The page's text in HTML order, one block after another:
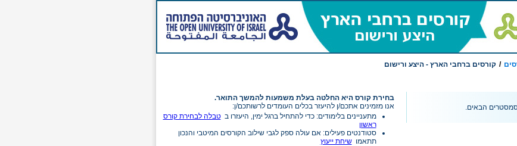
קורסים ברחבי הארץ - היצע ורישום
בחירת קורס היא החלטה בעלת משמעות להמשך התואר.
אנו מזמינים אתכם/ן להיעזר בכלים העומדים לרשותכם/ן:
מתעניינים בלימודים: כדי להתחיל ברגל ימין, היעזרו בטבלה לבחירת קורס
ראשון
סטודנטים פעילים: אם עולה ספק לגבי שילוב הקורסים המיטבי והנכון
תתאמושיחת ייעוץ
הבאים.